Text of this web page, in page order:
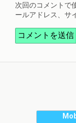
次回のコメントで
ールアドレス、サ